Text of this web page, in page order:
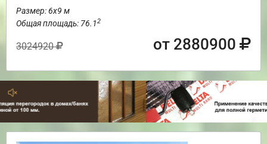
Размер: 6х9 м
Общая площадь: 76.12
3024920 от 2880900